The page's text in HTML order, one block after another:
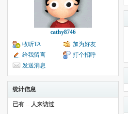
cathy8746
收听TA
加为好友
给我留言
打个招呼
发送消息
统计信息
已有 -- 人来访过